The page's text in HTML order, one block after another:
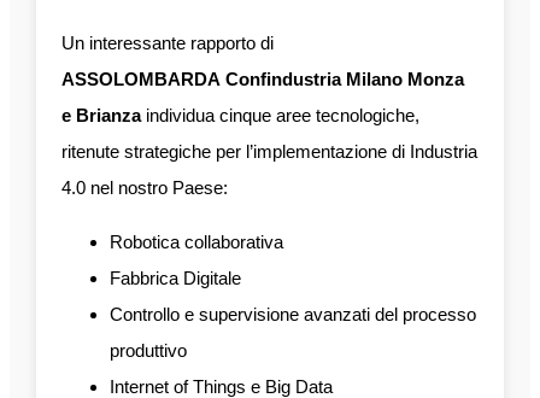
Un interessante rapporto di
ASSOLOMBARDA Confindustria Milano Monza
e Brianzaindividua cinque aree tecnologiche,
ritenute strategiche per l’implementazione di Industria
4.0 nel nostro Paese:
Robotica collaborativa
Fabbrica Digitale
Controllo e supervisione avanzati del processo
produttivo
Internet of Things e Big Data